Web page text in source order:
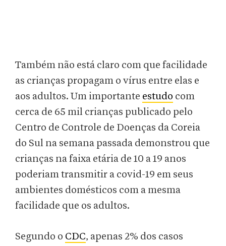
Também não está claro com que facilidade
as crianças propagam o vírus entre elas e
aos adultos. Um importante estudo com
cerca de 65 mil crianças publicado pelo
Centro de Controle de Doenças da Coreia
do Sul na semana passada demonstrou que
crianças na faixa etária de 10 a 19 anos
poderiam transmitir a covid-19 em seus
ambientes domésticos com a mesma
facilidade que os adultos.
Segundo o CDC, apenas 2% dos casos